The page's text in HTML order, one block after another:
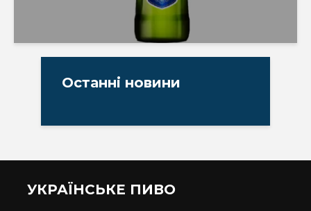
Останні новини
УКРАЇНСЬКЕ ПИВО